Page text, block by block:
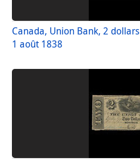
Canada, Union Bank, 2 dollars
1 août 1838